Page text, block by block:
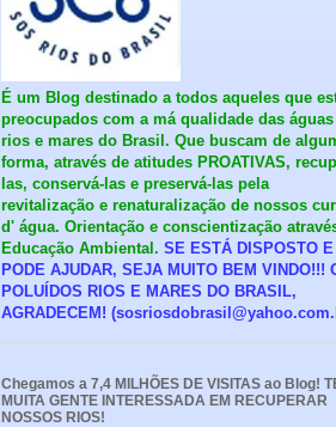
É um Blog destinado a todos aqueles que
preocupados com a má qualidade das
rios e mares do Brasil. Que buscam de
forma, através de atitudes PROATIVAS,
las, conservá-las e preservá-las pela
revitalização e renaturalização de nossos
d' água. Orientação e conscientização
Educação Ambiental. SE ESTÁ DISPOSTO E
PODE AJUDAR, SEJA MUITO BEM VINDO!!!
POLUÍDOS RIOS E MARES DO BRASIL,
AGRADECEM!
Chegamos a 7,4 MILHÕES DE VISITAS ao Blog!
MUITA GENTE INTERESSADA EM RECUPERAR
NOSSOS RIOS!